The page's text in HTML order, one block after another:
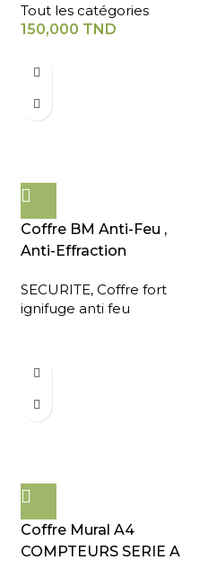
Tout les catégories
150,000 TND
Coffre BM Anti-Feu ,
Anti-Effraction
SECURITE, Coffre fort
ignifuge anti feu
Coffre Mural A4
COMPTEURS SERIE A